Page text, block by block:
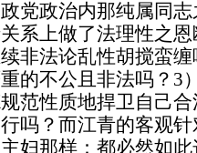
党政治内那纯属同
系上做了法理性之
非法论乱性胡搅蛮
的不公且非法吗？3
范性质地捍卫自己
吗？而江青的客观
妇那样：都必然如